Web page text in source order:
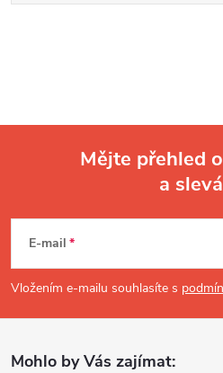
p
a
Mějte přehled
a
E-mail
Vložením e-mailu souhlasíte s
Mohlo by Vás zajímat: